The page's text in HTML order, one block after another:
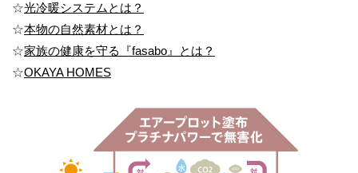
☆光冷暖システムとは？
☆本物の自然素材とは？
☆家族の健康を守る『fasabo』とは？
☆OKAYA HOMES